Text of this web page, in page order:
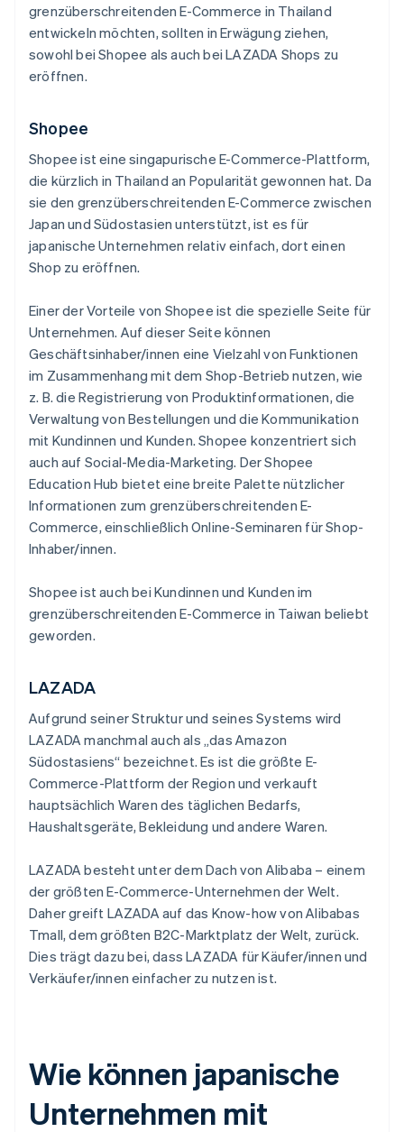
grenzüberschreitenden E-Commerce in Thailand
entwickeln möchten, sollten in Erwägung ziehen,
sowohl bei Shopee als auch bei LAZADA Shops zu
eröffnen.
Shopee
Shopee ist eine singapurische E-Commerce-Plattform,
die kürzlich in Thailand an Popularität gewonnen hat. Da
sie den grenzüberschreitenden E-Commerce zwischen
Japan und Südostasien unterstützt, ist es für
japanische Unternehmen relativ einfach, dort einen
Shop zu eröffnen.
Einer der Vorteile von Shopee ist die spezielle Seite für
Unternehmen. Auf dieser Seite können
Geschäftsinhaber/innen eine Vielzahl von Funktionen
im Zusammenhang mit dem Shop-Betrieb nutzen, wie
z. B. die Registrierung von Produktinformationen, die
Verwaltung von Bestellungen und die Kommunikation
mit Kundinnen und Kunden. Shopee konzentriert sich
auch auf Social-Media-Marketing. Der Shopee
Education Hub bietet eine breite Palette nützlicher
Informationen zum grenzüberschreitenden E-
Commerce, einschließlich Online-Seminaren für Shop-
Inhaber/innen.
Shopee ist auch bei Kundinnen und Kunden im
grenzüberschreitenden E-Commerce in Taiwan beliebt
geworden.
LAZADA
Aufgrund seiner Struktur und seines Systems wird
LAZADA manchmal auch als „das Amazon
Südostasiens“ bezeichnet. Es ist die größte E-
Commerce-Plattform der Region und verkauft
hauptsächlich Waren des täglichen Bedarfs,
Haushaltsgeräte, Bekleidung und andere Waren.
LAZADA besteht unter dem Dach von Alibaba – einem
der größten E-Commerce-Unternehmen der Welt.
Daher greift LAZADA auf das Know-how von Alibabas
Tmall, dem größten B2C-Marktplatz der Welt, zurück.
Dies trägt dazu bei, dass LAZADA für Käufer/innen und
Verkäufer/innen einfacher zu nutzen ist.
Wie können japanische
Unternehmen mit